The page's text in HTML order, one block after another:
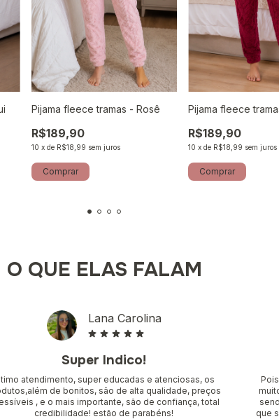
Pijama fleece tramas - Rosê
R$189,90
10 x de R$18,99 sem juros
Comprar
Pijama fleece
R$189,90
10 xde R$18,99 sem juros
Comprar
O QUE ELAS FALAM
Lana Carolina
Super Indico!
atendimento, super educadas e atenciosas, os
de bonitos, são de alta qualidade, preços
, e o mais importante, são de confiança, total
credibilidade! estão de parabéns!
que